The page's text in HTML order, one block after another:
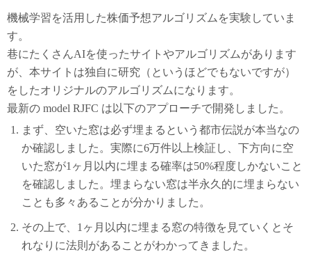
機械学習を活用した株価予想アルゴリズムを実験していま
す。
巷にたくさんAIを使ったサイトやアルゴリズムがあります
が、本サイトは独自に研究（というほどでもないですが）
をしたオリジナルのアルゴリズムになります。
最新の model RJFC は以下のアプローチで開発しました。
まず、空いた窓は必ず埋まるという都市伝説が本当なの
か確認しました。実際に6万件以上検証し、下方向に空
いた窓が1ヶ月以内に埋まる確率は50%程度しかないこと
を確認しました。埋まらない窓は半永久的に埋まらない
ことも多々あることが分かりました。
その上で、1ヶ月以内に埋まる窓の特徴を見ていくとそ
れなりに法則があることがわかってきました。